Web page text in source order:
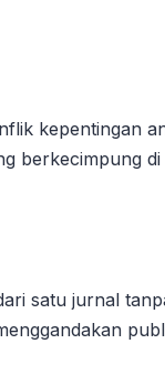
kepentingan
berkecimpung
satu jurnal